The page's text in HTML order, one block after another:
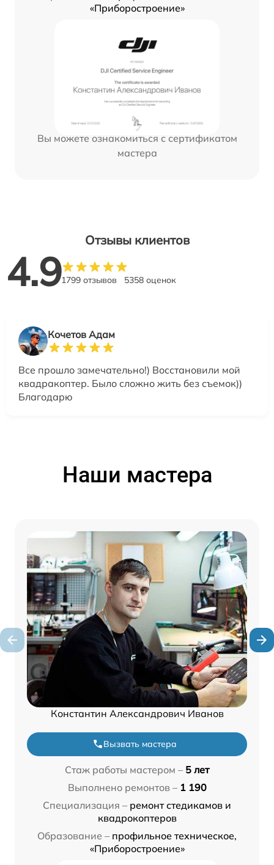
«Приборостроение»
Вы можете ознакомиться с сертификатом
мастера
Отзывы клиентов
4.91799 отзывов 5358 оценок
Кочетов Адам
Все прошло замечательно!) Восстановили мой
квадракоптер. Было сложно жить без съемок))
Благодарю
Наши мастера
Константин Александрович Иванов
Вызвать мастера
Стаж работы мастером – 5 лет
Выполнено ремонтов – 1 190
Специализация – ремонт стедикамов и
квадрокоптеров
Образование – профильное техническое,
«Приборостроение»